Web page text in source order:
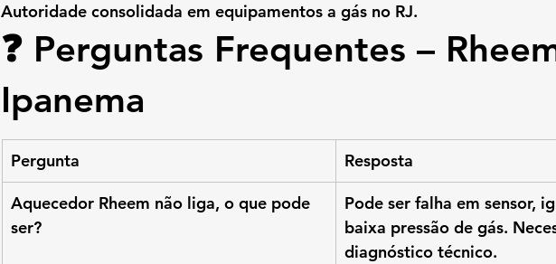
Autoridade consolidada em equipamentos a gás no RJ.
❓ Perguntas Frequentes –
Ipanema
Pergunta Resposta
Aquecedor Rheem não liga, o que pode
ser?
Pode ser falha em sensor,
baixa pressão de gás.
diagnóstico técnico.